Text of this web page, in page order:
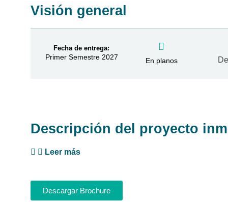
Visión general
Fecha de entrega:
Primer Semestre 2027 En planos
Descripción del proyecto
Leer más
Descargar Brochure